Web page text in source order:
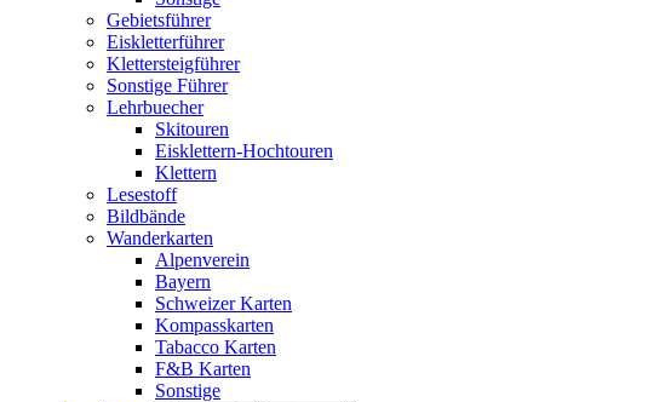
Gebietsführer
Eiskletterführer
Klettersteigführer
Sonstige Führer
Lehrbuecher
Skitouren
Eisklettern-Hochtouren
Klettern
Lesestoff
Bildbände
Wanderkarten
Alpenverein
Bayern
Schweizer Karten
Kompasskarten
Tabacco Karten
F&B Karten
Sonstige